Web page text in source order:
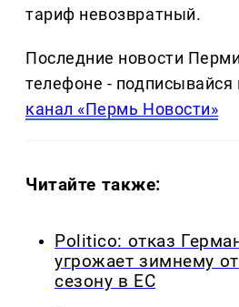
тариф невозвратный.
Последние новости
телефоне - подписывайся
канал «Пермь Новости»
Читайте также:
Politico: отказ
угрожает зимнему
сезону в ЕС